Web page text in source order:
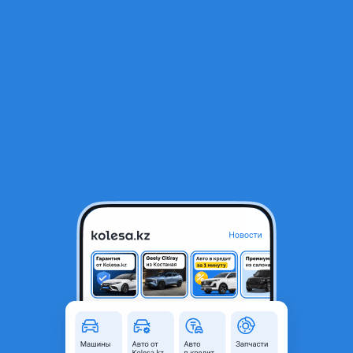
Новые разноширокие диски BMW R20
Алматы, Алматинская